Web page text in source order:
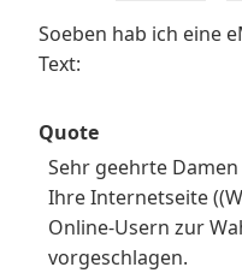
Soeben hab ich eine
Text:
Quote
Sehr geehrte
Ihre Internetseite
Online-Usern zur
vorgeschlagen.